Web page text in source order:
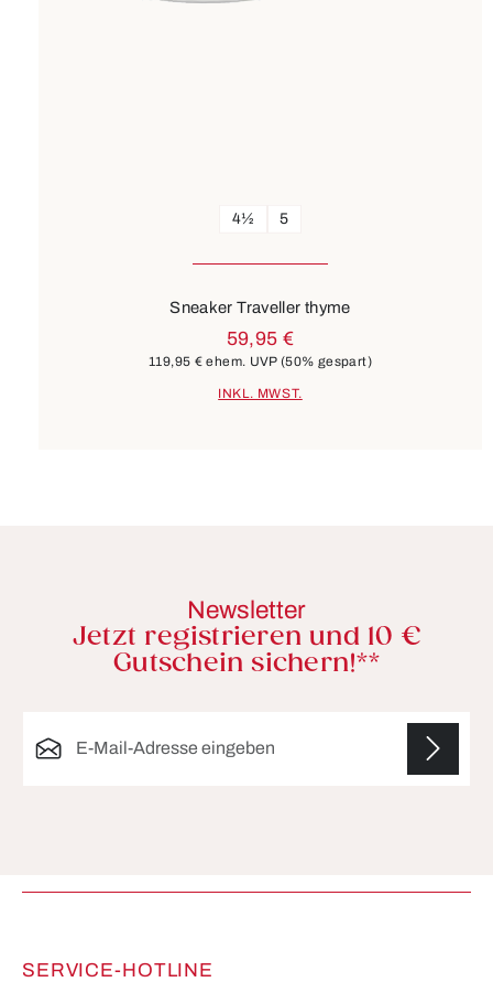
4½ 5
Sneaker Traveller thyme
59,95 €
119,95 € ehem. UVP(50% gespart)
INKL. MWST.
Newsletter
Jetzt registrieren und 10 €
Gutschein sichern!**
SERVICE-HOTLINE